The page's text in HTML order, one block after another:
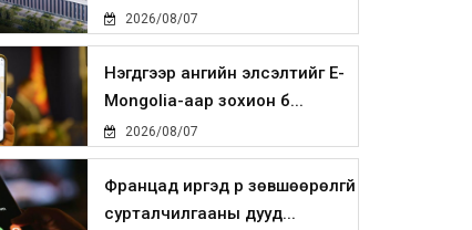
2026/08/07
Нэгдүгээр ангийн элсэлтийг E-
Mongolia-аар зохион б...
2026/08/07
Францад иргэд рүү зөвшөөрөлгүй
сурталчилгааны дууд...